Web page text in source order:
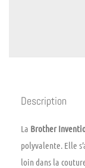
Description
La Brother
polyvalente. Elle
loin dans la